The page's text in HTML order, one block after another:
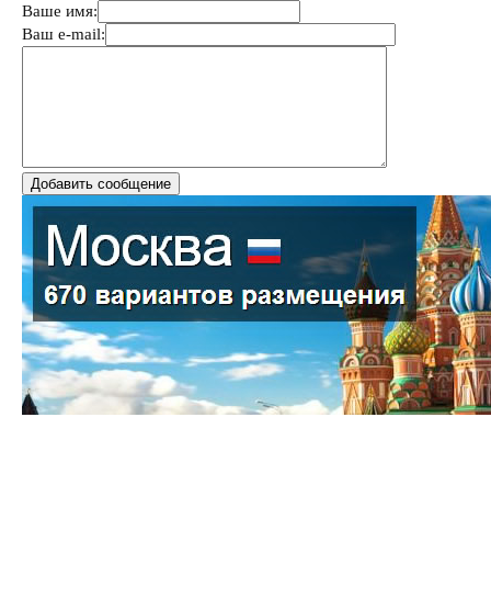
Ваше имя:
Ваш e-mail: